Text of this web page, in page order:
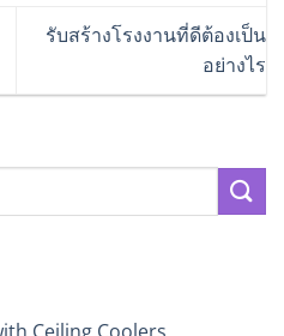
รับสร้างโรงงานที่ดีต้องเป็น
อย่างไร